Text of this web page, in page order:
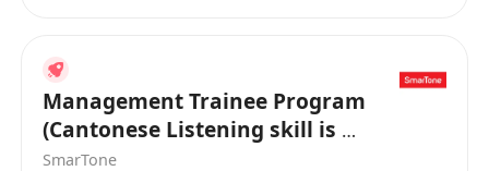
Management Trainee Program
(Cantonese Listening skill is a
MUST)
SmarTone